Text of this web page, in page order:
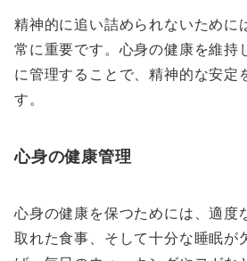
精神的に追い詰められないために
常に重要です。心身の健康を維持
に管理することで、精神的な安定
す。
心身の健康管理
心身の健康を保つためには、適度
取れた食事、そして十分な睡眠が